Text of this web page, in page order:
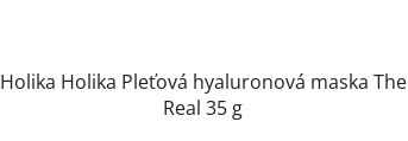
Holika Holika Pleťová hyaluronová maska The
Real 35 g